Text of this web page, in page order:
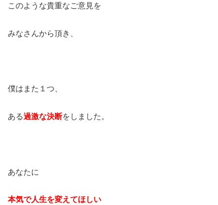
このような貴重なご意見を
みなさんから頂き、
僕はまた１つ、
ある過激な決断をしました。
あなたに
本気で人生を変えてほしい